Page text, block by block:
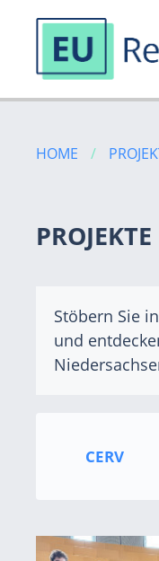
InhaltHOME /
PROJEKTE
Stöbern Sie
und
CERV